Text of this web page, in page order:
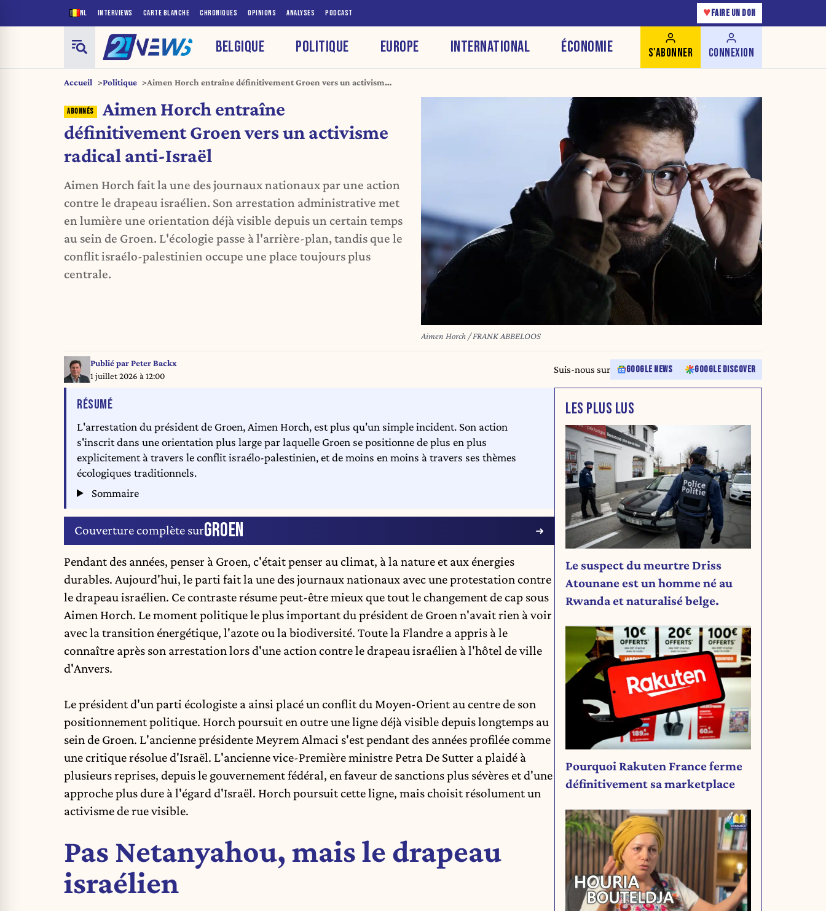
NL INTERVIEWS CARTE BLANCHE CHRONIQUES OPINIONS ANALYSES PODCAST ♥ FAIRE UN DON
BELGIQUE POLITIQUE EUROPE INTERNATIONAL ÉCONOMIE S'ABONNER CONNEXION
Accueil Politique
Aimen Horch entraîne définitivement Groen vers un activisme
Aimen Horch entraîne
définitivement Groen vers un activisme
radical anti-Israël
Aimen Horch fait la une des journaux nationaux par une action
contre le drapeau israélien. Son arrestation administrative met
en lumière une orientation déjà visible depuis un certain temps
au sein de Groen. L'écologie passe à l'arrière-plan, tandis que le
conflit israélo-palestinien occupe une place toujours plus
centrale.
Aimen Horch / FRANK ABBELOOS
Publié parPeter Backx
1 juillet 2026 à 12:00
Suis-nous sur GOOGLE NEWS GOOGLE DISCOVER
RÉSUMÉDE L'ARTICLE
L'arrestation du président de Groen, Aimen Horch, est plus qu'un simple incident. Son action
s'inscrit dans une orientation plus large par laquelle Groen se positionne de plus en plus
explicitement à travers le conflit israélo-palestinien, et de moins en moins à travers ses thèmes
écologiques traditionnels.
Sommaire
Couverture complète surGROEN
Pendant des années, penser à Groen, c'était penser au climat, à la nature et aux énergies
durables. Aujourd'hui, le parti fait la une des journaux nationaux avec une protestation contre
le drapeau israélien. Ce contraste résume peut-être mieux que tout le changement de cap sous
Aimen Horch. Le moment politique le plus important du président de Groen n'avait rien à voir
avec la transition énergétique, l'azote ou la biodiversité. Toute la Flandre a appris à le
connaître après son arrestation lors d'une action contre le drapeau israélien à l'hôtel de ville
d'Anvers.
Le président d'un parti écologiste a ainsi placé un conflit du Moyen-Orient au centre de son
positionnement politique. Horch poursuit en outreune ligne déjà visible depuis longtemps au
sein de Groen. L'ancienne présidente Meyrem Almaci s'est pendant des années profilée comme
une critique résolue d'Israël. L'ancienne vice-Première ministre Petra De Sutter a plaidé à
plusieurs reprises, depuis le gouvernement fédéral, en faveur de sanctions plus sévères et d'une
approche plus dure à l'égard d'Israël. Horch poursuit cette ligne, mais choisit résolument un
activisme de rue visible.
Pas Netanyahou, mais le drapeau
israélien
LES PLUS LUS
Le suspect du meurtre Driss
Atounane est un homme né au
Rwanda et naturalisé belge.
Pourquoi Rakuten France ferme
définitivement sa marketplace